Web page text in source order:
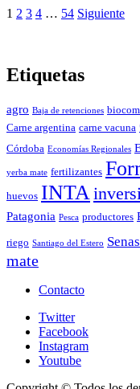
1 2 3 4 … 54 Siguiente
Etiquetas
agro Baja de retenciones
Carne argentina carne vacuna
Córdoba Economías Regionales
yerba mate fertilizantes
huevos INTA
Patagonia Pesca productores
riego Santiago del Estero
mate
Contacto
Twitter
Facebook
Instagram
Youtube